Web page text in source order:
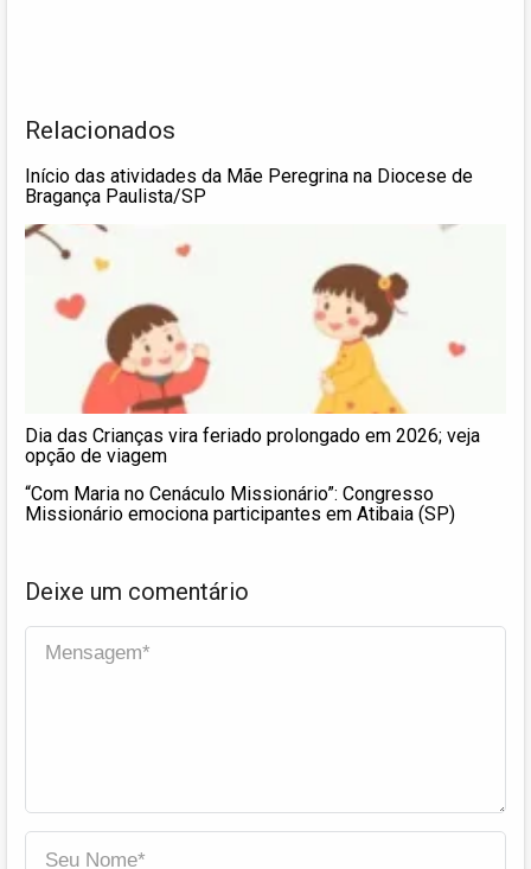
Relacionados
Início das atividades da Mãe Peregrina na Diocese de
Bragança Paulista/SP
Dia das Crianças vira feriado prolongado em 2026; veja
opção de viagem
“Com Maria no Cenáculo Missionário”: Congresso
Missionário emociona participantes em Atibaia (SP)
Deixe um comentário